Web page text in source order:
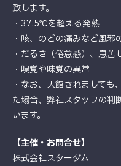
致します。
・37.5℃を超える発熱
・咳、のどの痛みなど風邪
・だるさ（倦怠感）、息苦
・嗅覚や味覚の異常
・なお、入館されまして
た場合、弊社スタッフの判
います。
【主催・お問合せ】
株式会社スターダム